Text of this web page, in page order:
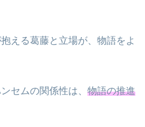
える葛藤と立場が、物語をよ
セムの関係性は、 物語の推進